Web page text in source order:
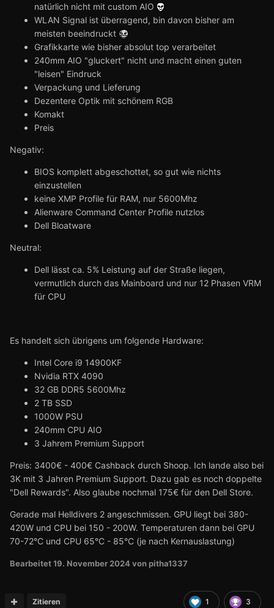
natürlich nicht mit custom AIO
WLAN Signal ist überragend, bin davon bisher am
meisten beeindruckt
Grafikkarte wie bisher absolut top verarbeitet
240mm AIO "gluckert" nicht und macht einen guten
"leisen" Eindruck
Verpackung und Lieferung
Dezentere Optik mit schönem RGB
Komakt
Preis
Negativ:
BIOS komplett abgeschottet, so gut wie nichts
einzustellen
keine XMP Profile für RAM, nur 5600Mhz
Alienware Command Center Profile nutzlos
Dell Bloatware
Neutral:
Dell lässt ca. 5% Leistung auf der Straße liegen,
vermutlich durch das Mainboard und nur 12 Phasen VRM
für CPU
Es handelt sich übrigens um folgende Hardware:
Intel Core i9 14900KF
Nvidia RTX 4090
32 GB DDR5 5600Mhz
2 TB SSD
1000W PSU
240mm CPU AIO
3 Jahrem Premium Support
Preis: 3400€ - 400€ Cashback durch Shoop. Ich lande also bei
3K mit 3 Jahren Premium Support. Dazu gab es noch doppelte
"Dell Rewards". Also glaube nochmal 175€ für den Dell Store.
Gerade mal Helldivers 2 angeschmissen. GPU liegt bei 380-
420W und CPU bei 150 - 200W. Temperaturen dann bei GPU
70-72°C und CPU 65°C - 85°C (je nach Kernauslastung)
Bearbeitet19. November 2024von pitha1337
1 3
Zitieren